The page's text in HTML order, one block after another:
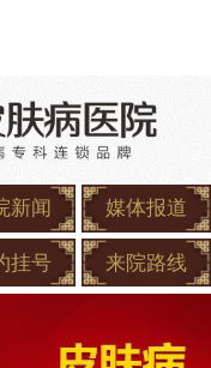
新闻 媒体报道
挂号 来院路线